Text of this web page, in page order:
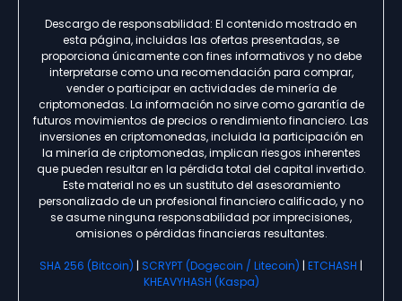
Descargo de responsabilidad: El contenido mostrado en
esta página, incluidas las ofertas presentadas, se
proporciona únicamente con fines informativos y no debe
interpretarse como una recomendación para comprar,
vender o participar en actividades de minería de
criptomonedas. La información no sirve como garantía de
futuros movimientos de precios o rendimiento financiero. Las
inversiones en criptomonedas, incluida la participación en
la minería de criptomonedas, implican riesgos inherentes
que pueden resultar en la pérdida total del capital invertido.
Este material no es un sustituto del asesoramiento
personalizado de un profesional financiero calificado, y no
se asume ninguna responsabilidad por imprecisiones,
omisiones o pérdidas financieras resultantes.
SHA 256 (Bitcoin) | SCRYPT (Dogecoin / Litecoin) | ETCHASH |
KHEAVYHASH (Kaspa)